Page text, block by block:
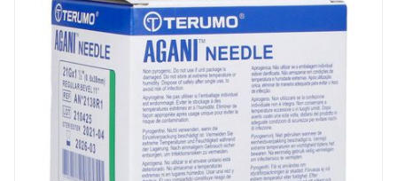
Profondeur 91 mm
Préservation
Température ambiante (15°C -
25°C)